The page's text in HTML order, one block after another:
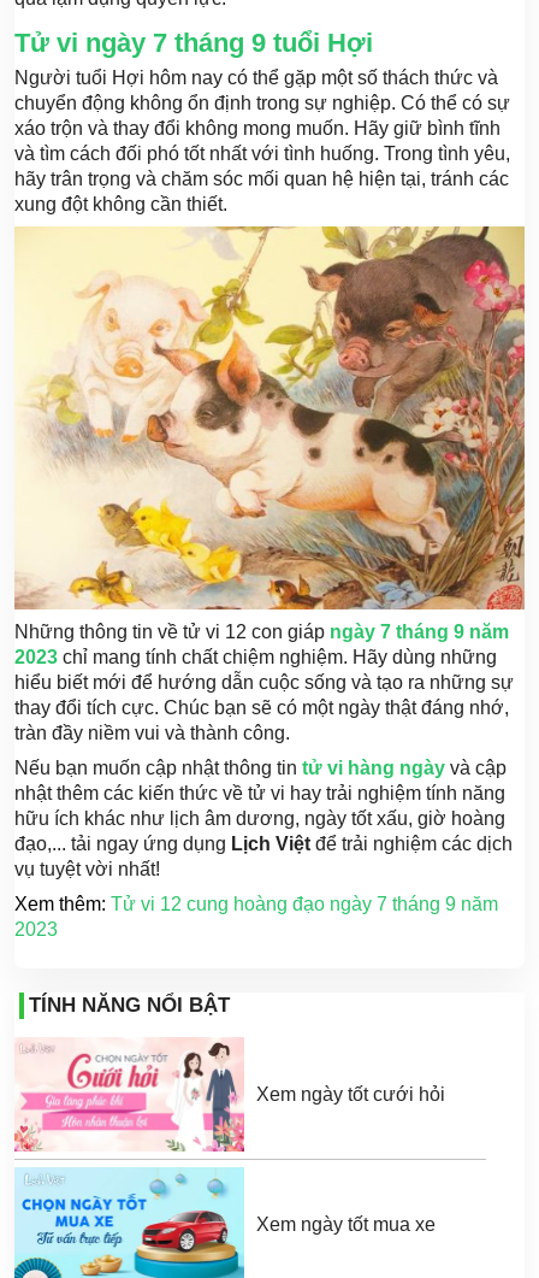
Tử vi ngày 7 tháng 9 tuổi Hợi
Người tuổi Hợi hôm nay có thể gặp một số thách thức và
chuyển động không ổn định trong sự nghiệp. Có thể có sự
xáo trộn và thay đổi không mong muốn. Hãy giữ bình tĩnh
và tìm cách đối phó tốt nhất với tình huống. Trong tình yêu,
hãy trân trọng và chăm sóc mối quan hệ hiện tại, tránh các
xung đột không cần thiết.
Những thông tin về tử vi 12 con giáp ngày 7 tháng 9 năm
2023 chỉ mang tính chất chiệm nghiệm. Hãy dùng những
hiểu biết mới để hướng dẫn cuộc sống và tạo ra những sự
thay đổi tích cực. Chúc bạn sẽ có một ngày thật đáng nhớ,
tràn đầy niềm vui và thành công.
Nếu bạn muốn cập nhật thông tin tử vi hàng ngày và cập
nhật thêm các kiến thức về tử vi hay trải nghiệm tính năng
hữu ích khác như lịch âm dương, ngày tốt xấu, giờ hoàng
đạo,... tải ngay ứng dụng Lịch Việt để trải nghiệm các dịch
vụ tuyệt vời nhất!
Xem thêm: Tử vi 12 cung hoàng đạo ngày 7 tháng 9 năm
2023
TÍNH NĂNG NỔI BẬT
Xem ngày tốt cưới hỏi
Xem ngày tốt mua xe